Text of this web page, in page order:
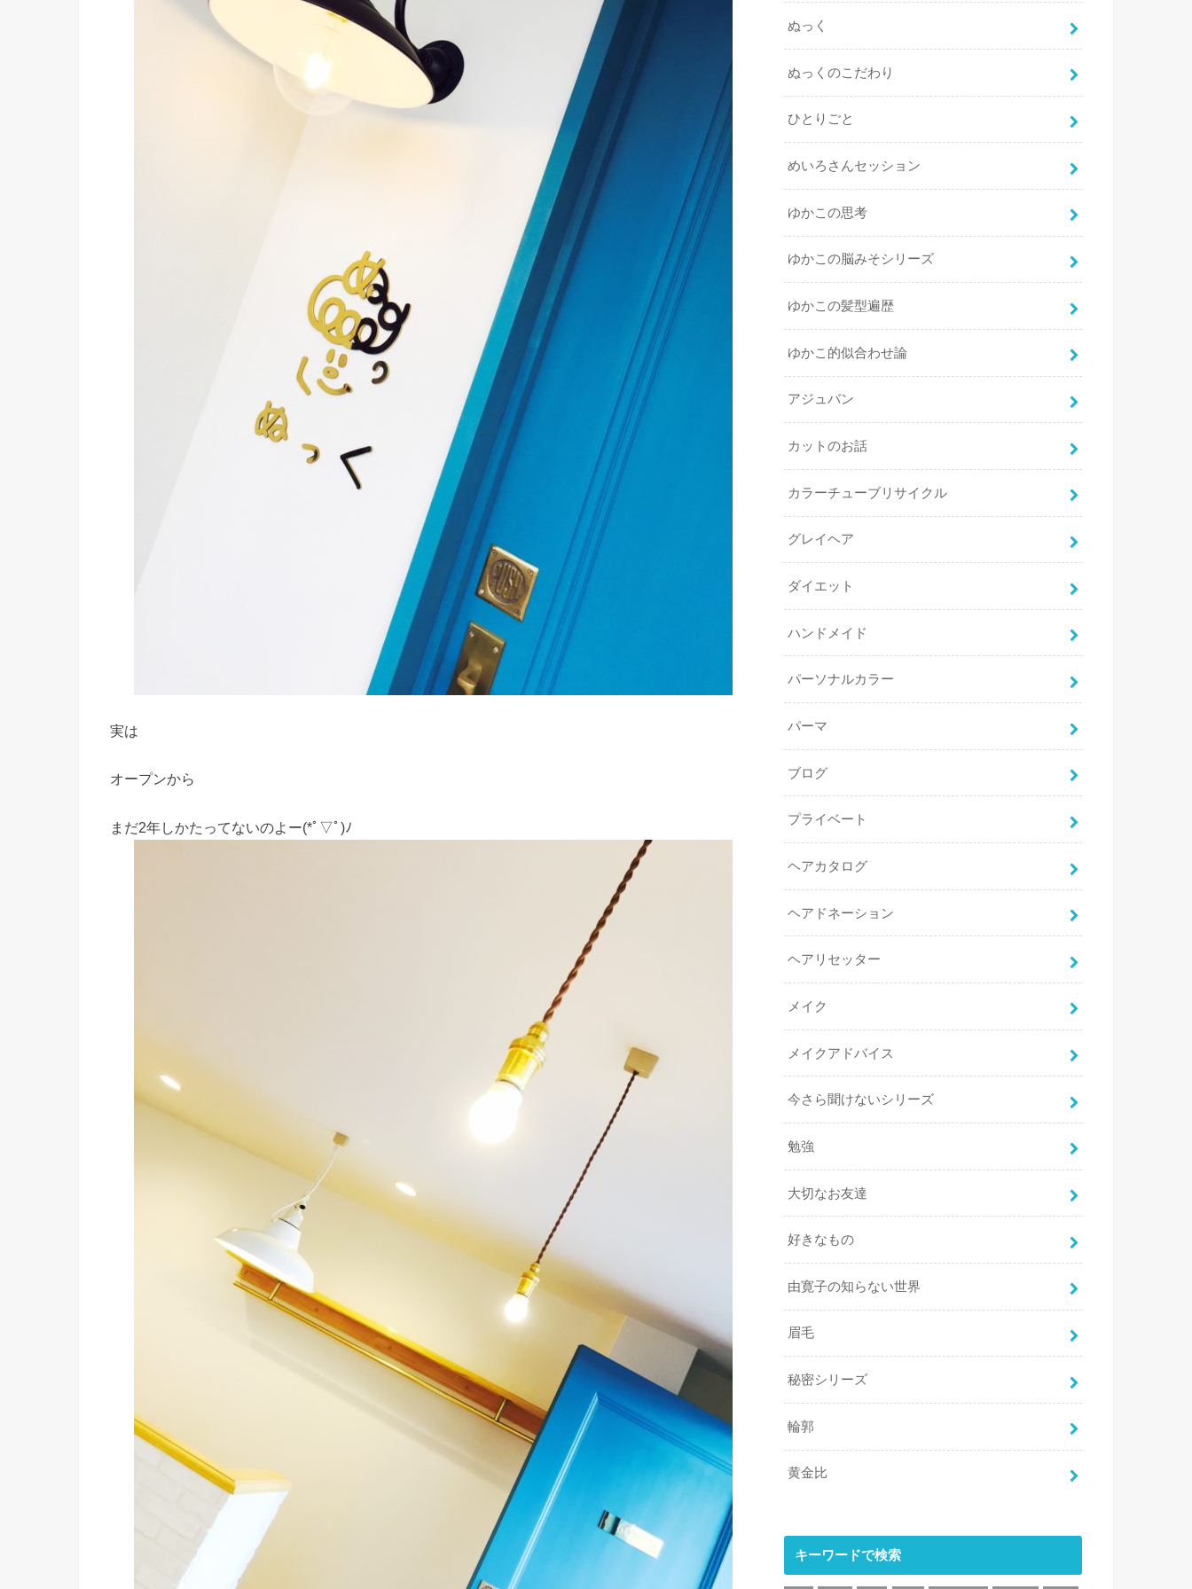
実は
オープンから
まだ2年しかたってないのよー(*ﾟ▽ﾟ)ﾉ
ぬっく
ぬっくのこだわり
ひとりごと
めいろさんセッション
ゆかこの思考
ゆかこの脳みそシリーズ
ゆかこの髪型遍歴
ゆかこ的似合わせ論
アジュバン
カットのお話
カラーチューブリサイクル
グレイヘア
ダイエット
ハンドメイド
パーソナルカラー
パーマ
ブログ
プライベート
ヘアカタログ
ヘアドネーション
ヘアリセッター
メイク
メイクアドバイス
今さら聞けないシリーズ
勉強
大切なお友達
好きなもの
由寛子の知らない世界
眉毛
秘密シリーズ
輪郭
黄金比
キーワードで検索